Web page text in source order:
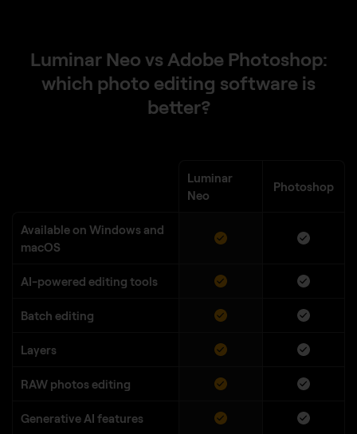
Luminar Neo vs Adobe Photoshop:
which photo editing software is
better?
Luminar
Neo
Photoshop
Available on Windows and
macOS
AI-powered editing tools
Batch editing
Layers
RAW photos editing
Generative AI features